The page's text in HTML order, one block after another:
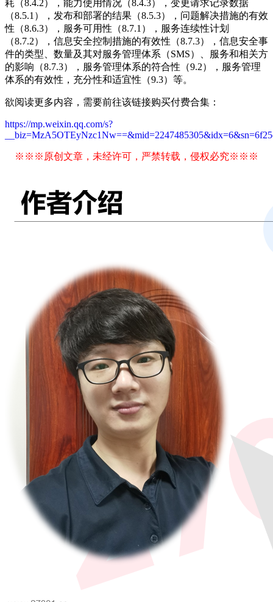
耗（8.4.2），能力使用情况（8.4.3），变更请求记录数据
（8.5.1），发布和部署的结果（8.5.3），问题解决措施的有效
性（8.6.3），服务可用性（8.7.1），服务连续性计划
（8.7.2），信息安全控制措施的有效性（8.7.3），信息安全事
件的类型、数量及其对服务管理体系（SMS）、服务和相关方
的影响（8.7.3），服务管理体系的符合性（9.2），服务管理
体系的有效性，充分性和适宜性（9.3）等。
欲阅读更多内容，需要前往该链接购买付费合集：
https://mp.weixin.qq.com/s?
※※※原创文章，未经许可，严禁转载，侵权必究※※※